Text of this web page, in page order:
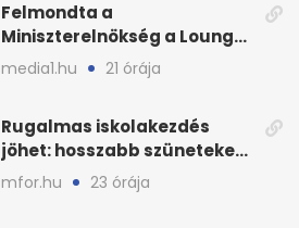
Felmondta a
Miniszterelnökség a Lounge
Event keretszerződését
media1.hu 21 órája
Rugalmas iskolakezdés
jöhet: hosszabb szüneteket
javasolnak szeptembertől
mfor.hu 23 órája